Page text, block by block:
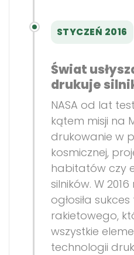
STYCZEŃ 2016
Świat
drukuje
NASA od lat
kątem misji na
drukowanie w
kosmicznej,
habitatów czy
silników. W
ogłosiła
rakietowego,
wszystkie
technologii